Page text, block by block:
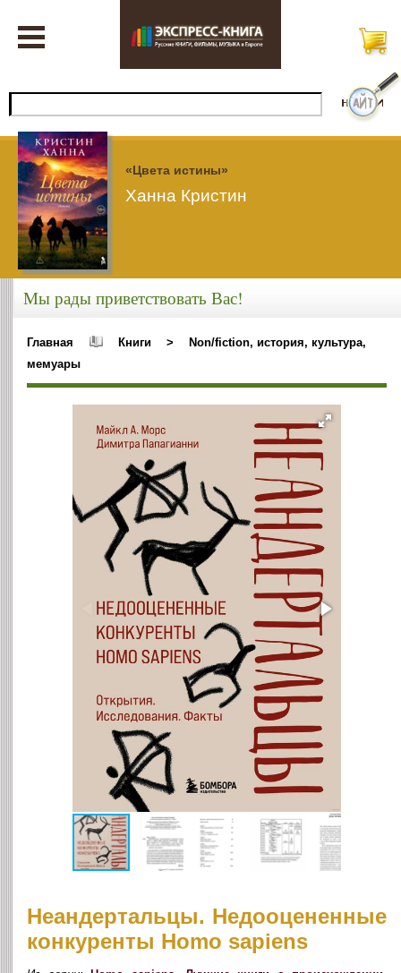
«Цвета истины»
Ханна Кристин
Мы рады приветствовать Вас!
Главная Книги >
Non/fiction, история, культура,
мемуары
Неандертальцы. Недооцененные
конкуренты Homo sapiens